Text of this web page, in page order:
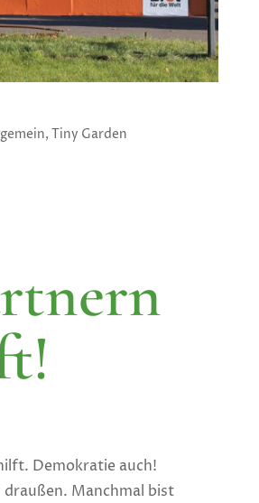
, Tiny Garden
Demokratie auch!
draußen. Manchmal bist